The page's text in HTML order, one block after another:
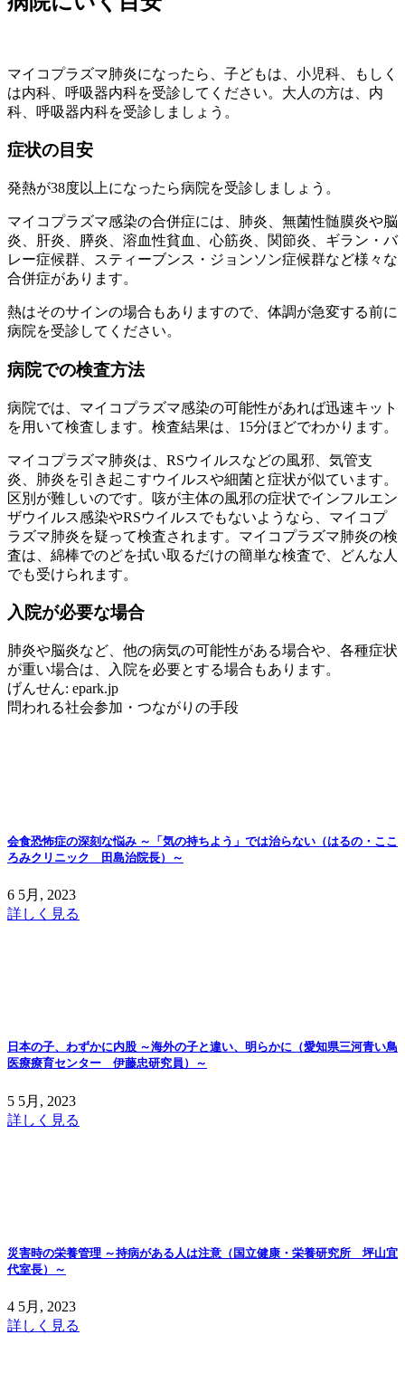
マイコプラズマ肺炎になったら、子どもは、小児科、もしく
は内科、呼吸器内科を受診してください。大人の方は、内
科、呼吸器内科を受診しましょう。
症状の目安
発熱が38度以上になったら病院を受診しましょう。
マイコプラズマ感染の合併症には、肺炎、無菌性髄膜炎や脳
炎、肝炎、膵炎、溶血性貧血、心筋炎、関節炎、ギラン・バ
レー症候群、スティーブンス・ジョンソン症候群など様々な
合併症があります。
熱はそのサインの場合もありますので、体調が急変する前に
病院を受診してください。
病院での検査方法
病院では、マイコプラズマ感染の可能性があれば迅速キット
を用いて検査します。検査結果は、15分ほどでわかります。
マイコプラズマ肺炎は、RSウイルスなどの風邪、気管支
炎、肺炎を引き起こすウイルスや細菌と症状が似ています。
区別が難しいのです。咳が主体の風邪の症状でインフルエン
ザウイルス感染やRSウイルスでもないようなら、マイコプ
ラズマ肺炎を疑って検査されます。マイコプラズマ肺炎の検
査は、綿棒でのどを拭い取るだけの簡単な検査で、どんな人
でも受けられます。
入院が必要な場合
肺炎や脳炎など、他の病気の可能性がある場合や、各種症状
が重い場合は、入院を必要とする場合もあります。
げんせん: epark.jp
問われる社会参加・つながりの手段
会食恐怖症の深刻な悩み ～「気の持ちよう」では治らない（はるの・ここ
ろみクリニック 田島治院長）～
6 5月, 2023
詳しく見る
日本の子、わずかに内股 ～海外の子と違い、明らかに（愛知県三河青い鳥
医療療育センター 伊藤忠研究員）～
5 5月, 2023
詳しく見る
災害時の栄養管理 ～持病がある人は注意（国立健康・栄養研究所 坪山宜
代室長）～
4 5月, 2023
詳しく見る